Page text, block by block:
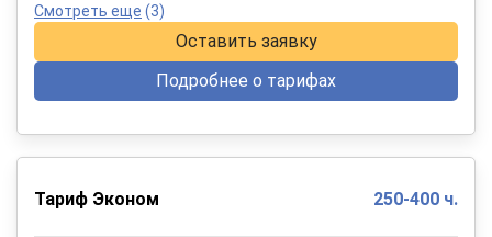
Смотреть еще (3)
Оставить заявку
Подробнее о тарифах
Тариф Эконом 250-400 ч.